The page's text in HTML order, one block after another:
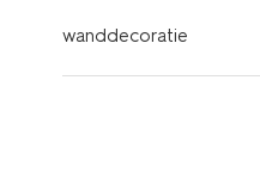
wanddecoratie